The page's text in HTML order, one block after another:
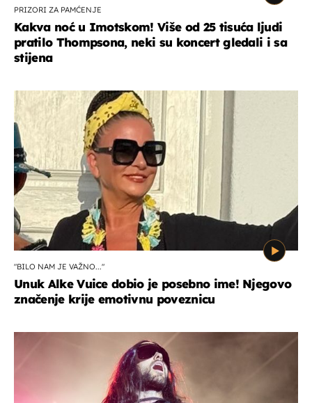
PRIZORI ZA PAMĆENJE
Kakva noć u Imotskom! Više od 25 tisuća ljudi
pratilo Thompsona, neki su koncert gledali i sa
stijena
"BILO NAM JE VAŽNO..."
Unuk Alke Vuice dobio je posebno ime! Njegovo
značenje krije emotivnu poveznicu